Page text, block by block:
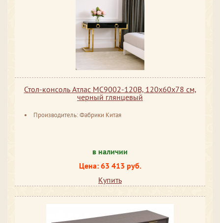
Стол-консоль Атлас МС9002-120В, 120х60х78 см,
черный глянцевый
Производитель: Фабрики Китая
в наличии
Цена: 63 413 руб.
Купить